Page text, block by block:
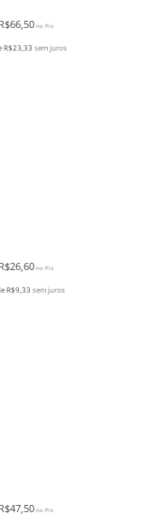
R$66,50 no Pix
R$23,33 sem juros
R$26,60 no Pix
R$9,33 sem juros
R$47,50 no Pix